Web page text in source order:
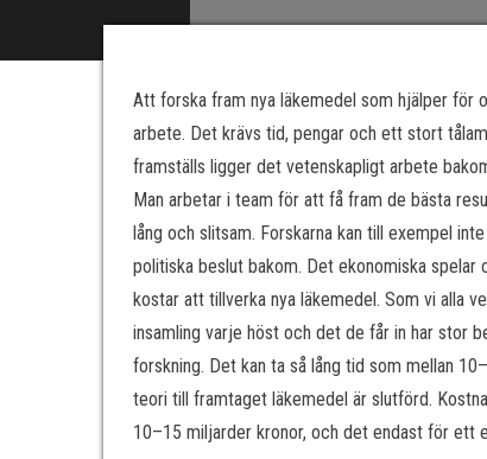
Att forska fram nya läkemedel som hjälper för
arbete. Det krävs tid, pengar och ett stort
framställs ligger det vetenskapligt arbete
Man arbetar i team för att få fram de bästa
lång och slitsam. Forskarna kan till exempel
politiska beslut bakom. Det ekonomiska
kostar att tillverka nya läkemedel. Som vi alla
insamling varje höst och det de får in har stor
forskning. Det kan ta så lång tid som mellan
teori till framtaget läkemedel är slutförd.
10–15 miljarder kronor, och det endast för ett